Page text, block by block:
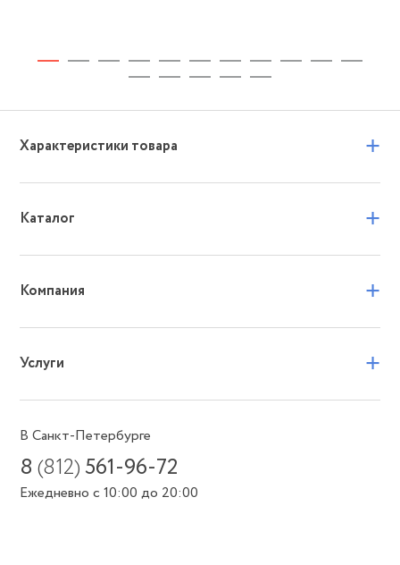
Характеристики товара +
Каталог +
Компания +
Услуги +
В Санкт-Петербурге
8(812) 561-96-72
Ежедневно с 10:00 до 20:00